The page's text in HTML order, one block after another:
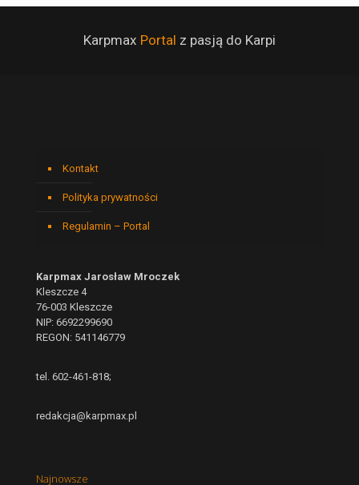
Karpmax Portal z pasją do Karpi
Kontakt
Polityka prywatności
Regulamin – Portal
Karpmax Jarosław Mroczek
Kleszcze 4
76-003 Kleszcze
NIP: 6692299690
REGON: 541146779
tel. 602-461-818;
redakcja@karpmax.pl
Najnowsze